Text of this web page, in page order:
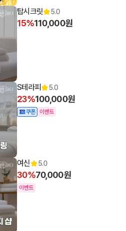
탑시크릿 5.0
15%110,000원
S테라피 5.0
23%100,000원
쿠폰 이벤트
여신 5.0
30%70,000원
이벤트